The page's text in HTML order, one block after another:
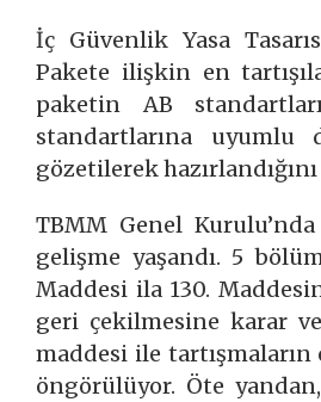
İç Güvenlik Yasa
Pakete ilişkin en
paketin AB
standartlarına
gözetilerek
TBMM Genel
gelişme yaşandı. 5
Maddesi ila 130.
geri çekilmesine karar
maddesi ile
öngörülüyor. Öte